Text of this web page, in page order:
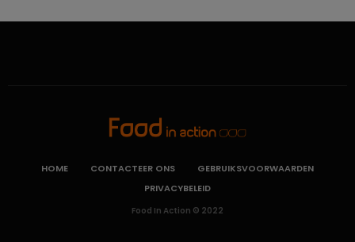
HOME CONTACTEER ONS
GEBRUIKSVOORWAARDEN
PRIVACYBELEID
Food In Action © 2022